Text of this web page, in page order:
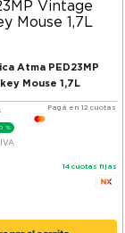
Atma PED23MP
Mouse 1,7L
%
Pagá en 12 cuotas
14 cuotas fijas